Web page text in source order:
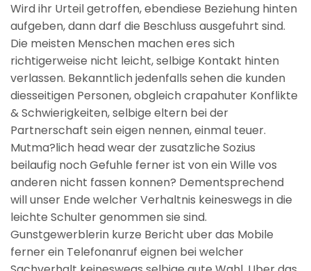
Wird ihr Urteil getroffen, ebendiese Beziehung hinten
aufgeben, dann darf die Beschluss ausgefuhrt sind.
Die meisten Menschen machen eres sich
richtigerweise nicht leicht, selbige Kontakt hinten
verlassen. Bekanntlich jedenfalls sehen die kunden
diesseitigen Personen, obgleich crapahuter Konflikte
& Schwierigkeiten, selbige eltern bei der
Partnerschaft sein eigen nennen, einmal teuer.
Mutma?lich head wear der zusatzliche Sozius
beilaufig noch Gefuhle ferner ist von ein Wille vos
anderen nicht fassen konnen? Dementsprechend
will unser Ende welcher Verhaltnis keineswegs in die
leichte Schulter genommen sie sind.
Gunstgewerblerin kurze Bericht uber das Mobile
ferner ein Telefonanruf eignen bei welcher